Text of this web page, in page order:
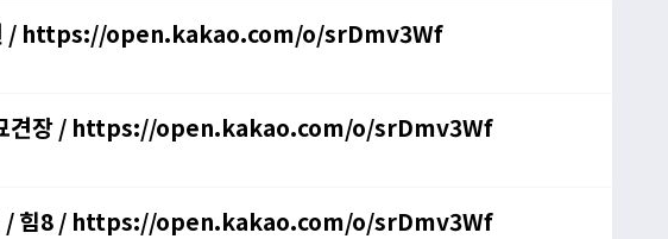
원 / https://open.kakao.com/o/srDmv3Wf
묘견장 / https://open.kakao.com/o/srDmv3Wf
힘8 70제메이플망토 팝니다 / 1100만원 / 힘8 / https://open.kakao.com/o/srDmv3Wf